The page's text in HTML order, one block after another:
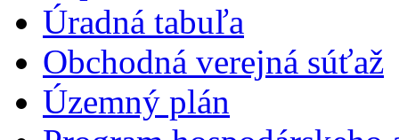
Úradná tabuľa
Obchodná verejná súťaž
Územný plán